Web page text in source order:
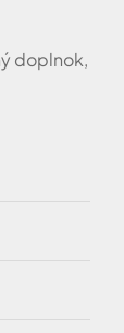
doplnok,